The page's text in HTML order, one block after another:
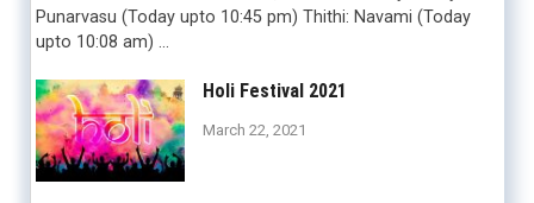
Punarvasu (Today upto 10:45 pm) Thithi: Navami (Today
upto 10:08 am) …
Holi Festival 2021
March 22, 2021